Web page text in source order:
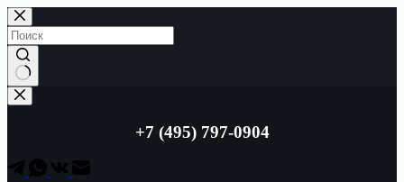
Перейти
к
сути
Ничего
не
+7 (495) 797-0904